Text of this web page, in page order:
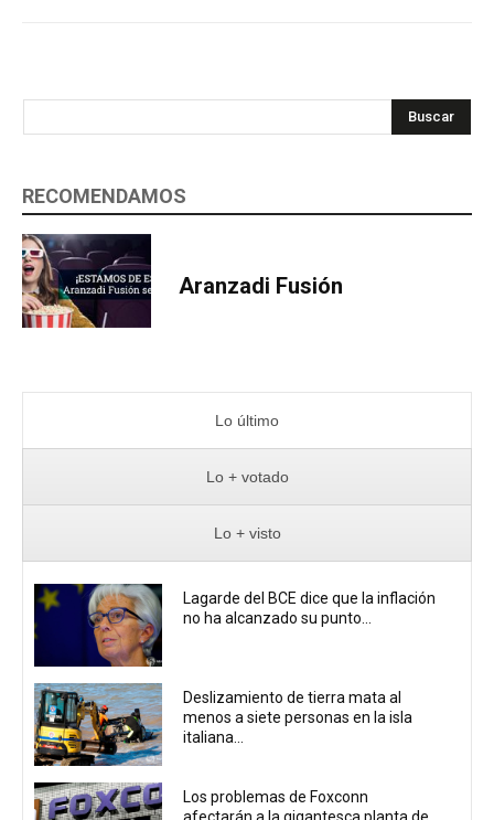
Buscar
RECOMENDAMOS
Aranzadi Fusión
Lo último
Lo + votado
Lo + visto
Lagarde del BCE dice que la inflación
no ha alcanzado su punto...
Deslizamiento de tierra mata al
menos a siete personas en la isla
italiana...
Los problemas de Foxconn